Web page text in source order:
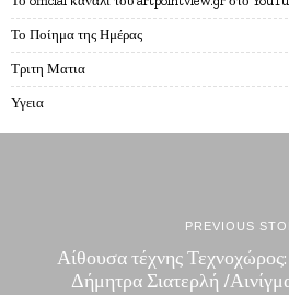
Το Ποίημα της Ημέρας
Τριτη Ματια
Υγεια
PREVIOUS
Αίθουσα τέχνης
Δήμητρα Σιατερλή /